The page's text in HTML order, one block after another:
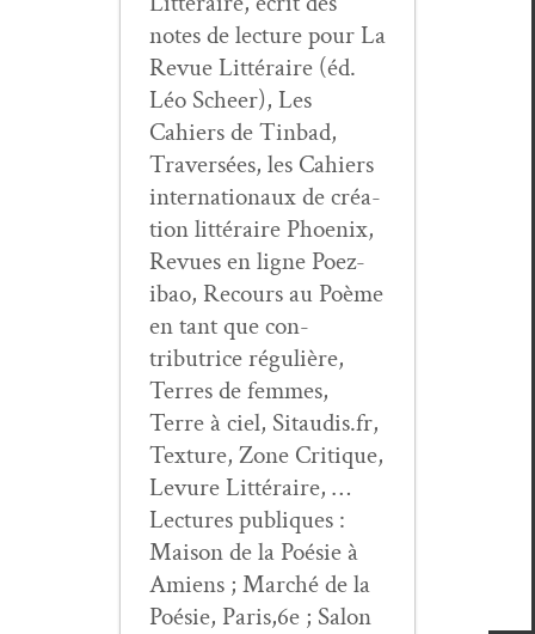
notes de lec­ture pour La
Revue Lit­téraire (éd.
Léo Scheer), Les
Cahiers de Tin­bad,
Tra­ver­sées, les Cahiers
inter­na­tionaux de créa­
tion lit­téraire Phoenix,
Revues en ligne Poez­
ibao, Recours au Poème
en tant que con­
tributrice régulière,
Ter­res de femmes,
Terre à ciel, Sitaudis.fr,
Tex­ture, Zone Cri­tique,
Lev­ure Lit­téraire, …
Lec­tures publiques :
Mai­son de la Poésie à
Amiens ; Marché de la
Poésie, Paris,6e ; Salon